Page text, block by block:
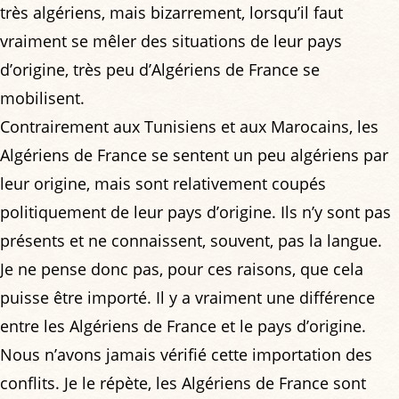
très algériens, mais bizarrement, lorsqu’il faut
vraiment se mêler des situations de leur pays
d’origine, très peu d’Algériens de France se
mobilisent.
Contrairement aux Tunisiens et aux Marocains, les
Algériens de France se sentent un peu algériens par
leur origine, mais sont relativement coupés
politiquement de leur pays d’origine. Ils n’y sont pas
présents et ne connaissent, souvent, pas la langue.
Je ne pense donc pas, pour ces raisons, que cela
puisse être importé. Il y a vraiment une différence
entre les Algériens de France et le pays d’origine.
Nous n’avons jamais vérifié cette importation des
conflits. Je le répète, les Algériens de France sont